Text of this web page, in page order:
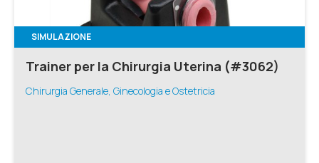
SIMULAZIONE
Trainer per la Chirurgia Uterina (#3062)
Chirurgia Generale, Ginecologia e Ostetricia